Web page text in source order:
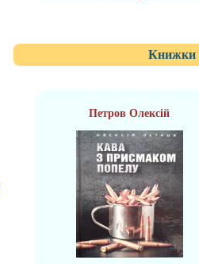
Книжки
Петров Олексій